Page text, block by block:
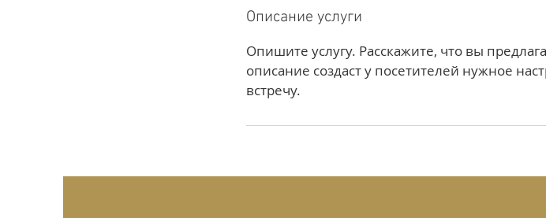
Описание услуги
Опишите услугу. Расскажите, что вы
описание создаст у посетителей нужное
встречу.